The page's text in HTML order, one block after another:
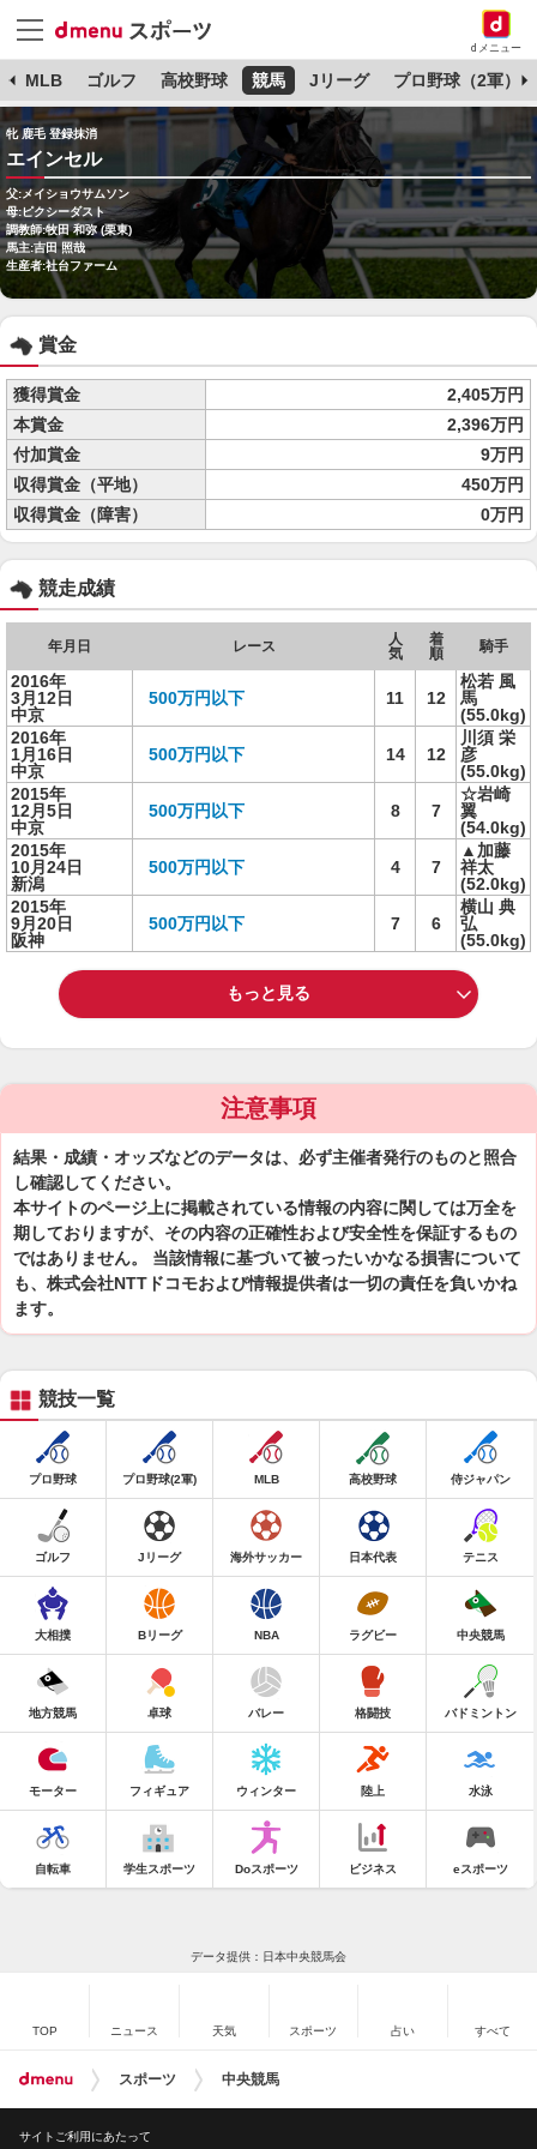
dメニュー
MLB ゴルフ 高校野球 競馬 Jリーグ プロ野球（2軍）
牝 鹿毛 登録抹消
エインセル
父:メイショウサムソン
母:ピクシーダスト
調教師:牧田 和弥 (栗東)
馬主:吉田 照哉
生産者:社台ファーム
賞金
獲得賞金
2,405万円
本賞金
2,396万円
付加賞金
9万円
収得賞金（平地）
450万円
収得賞金（障害）
0万円
競走成績
年月日 レース
人
気
着
順
騎手
2016年
3月12日
中京
500万円以下 11 12
松若 風
馬
(55.0kg)
2016年
1月16日
中京
500万円以下 14 12
川須 栄
彦
(55.0kg)
2015年
12月5日
中京
500万円以下 8 7
☆岩崎
翼
(54.0kg)
2015年
10月24日
新潟
500万円以下 4 7
▲加藤
祥太
(52.0kg)
2015年
9月20日
阪神
500万円以下 7 6
横山 典
弘
(55.0kg)
もっと見る
注意事項
結果・成績・オッズなどのデータは、必ず主催者発行のものと照合
し確認してください。
本サイトのページ上に掲載されている情報の内容に関しては万全を
期しておりますが、その内容の正確性および安全性を保証するもの
ではありません。 当該情報に基づいて被ったいかなる損害について
も、株式会社NTTドコモおよび情報提供者は一切の責任を負いかね
ます。
競技一覧
プロ野球 プロ野球(2軍) MLB 高校野球 侍ジャパン
ゴルフ Jリーグ 海外サッカー 日本代表 テニス
大相撲 Bリーグ NBA ラグビー 中央競馬
地方競馬 卓球 バレー 格闘技 バドミントン
モーター フィギュア ウィンター 陸上 水泳
自転車 学生スポーツ Doスポーツ ビジネス eスポーツ
データ提供：日本中央競馬会
TOP ニュース 天気 スポーツ 占い すべて
スポーツ 中央競馬
サイトご利用にあたって